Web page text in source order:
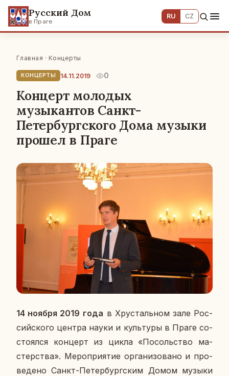
Русский Дом
в Праге
RU CZ
Главная · Концерты
КОНЦЕРТЫ 14.11.2019 0
Концерт молодых
музыкантов Санкт-
Петербургского Дома музыки
прошел в Праге
14 ноября 2019 года в Хру­сталь­ном зале Рос­
сий­ско­го центра науки и куль­ту­ры в Праге со­
сто­ял­ся кон­церт из цикла «По­соль­ство ма­
стер­ства». Ме­ро­при­я­тие ор­га­ни­зо­ва­но и про­
ве­де­но Санкт-Пе­тер­бург­ским Домом музыки